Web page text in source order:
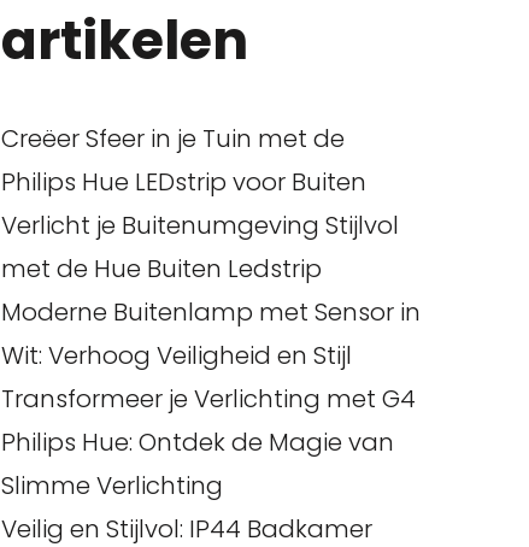
artikelen
Creëer Sfeer in je Tuin met de
Philips Hue LEDstrip voor Buiten
Verlicht je Buitenumgeving Stijlvol
met de Hue Buiten Ledstrip
Moderne Buitenlamp met Sensor in
Wit: Verhoog Veiligheid en Stijl
Transformeer je Verlichting met G4
Philips Hue: Ontdek de Magie van
Slimme Verlichting
Veilig en Stijlvol: IP44 Badkamer